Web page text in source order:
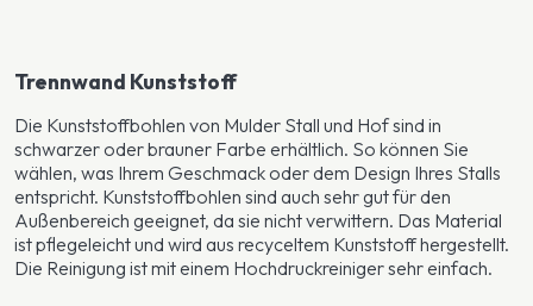
Trennwand Kunststoff
Die Kunststoffbohlen von Mulder Stall und Hof sind in
schwarzer oder brauner Farbe erhältlich. So können Sie
wählen, was Ihrem Geschmack oder dem Design Ihres Stalls
entspricht. Kunststoffbohlen sind auch sehr gut für den
Außenbereich geeignet, da sie nicht verwittern. Das Material
ist pflegeleicht und wird aus recyceltem Kunststoff hergestellt.
Die Reinigung ist mit einem Hochdruckreiniger sehr einfach.